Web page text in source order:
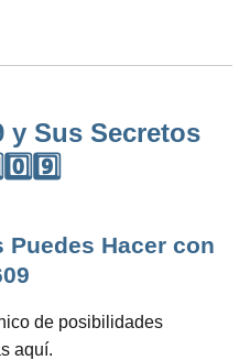
y Sus Secretos
Puedes Hacer con
de posibilidades
aquí.